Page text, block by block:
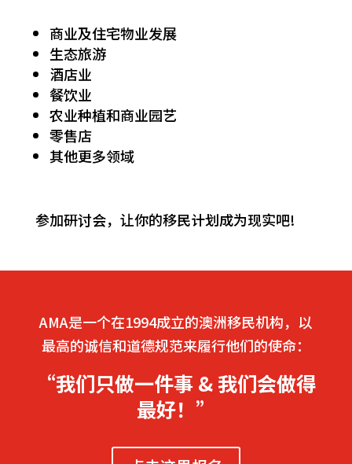
商业及住宅物业发展
生态旅游
酒店业
餐饮业
农业种植和商业园艺
零售店
其他更多领域
参加研讨会，让你的移民计划成为现实吧!
AMA是一个在1994成立的澳洲移民机构，以
最高的诚信和道德规范来履行他们的使命：
“我们只做一件事 & 我们会做得
最好！”